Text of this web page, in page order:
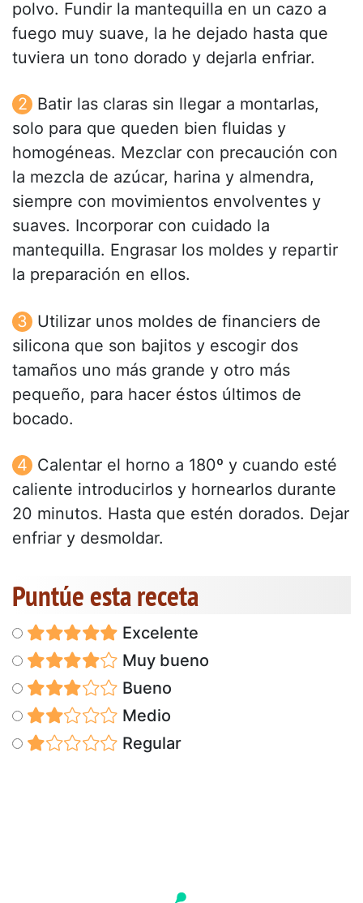
polvo. Fundir la mantequilla en un cazo a
fuego muy suave, la he dejado hasta que
tuviera un tono dorado y dejarla enfriar.
Batir las claras sin llegar a montarlas,
solo para que queden bien fluidas y
homogéneas. Mezclar con precaución con
la mezcla de azúcar, harina y almendra,
siempre con movimientos envolventes y
suaves. Incorporar con cuidado la
mantequilla. Engrasar los moldes y repartir
la preparación en ellos.
Utilizar unos moldes de financiers de
silicona que son bajitos y escogir dos
tamaños uno más grande y otro más
pequeño, para hacer éstos últimos de
bocado.
Calentar el horno a 180º y cuando esté
caliente introducirlos y hornearlos durante
20 minutos. Hasta que estén dorados. Dejar
enfriar y desmoldar.
Puntúe esta receta
Excelente
Muy bueno
Bueno
Medio
Regular